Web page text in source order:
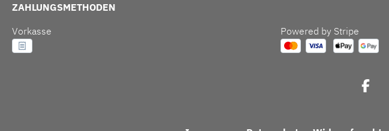
ZAHLUNGSMETHODEN
Vorkasse
Powered by Stripe